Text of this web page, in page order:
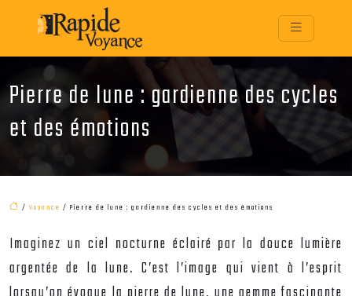
Pierre de lune : gardienne des cycles
et des émotions
/ Voyance / Pierre de lune : gardienne des cycles et des émotions
Imaginez un ciel nocturne éclairé par la douce lumière
argentée de la lune. C’est l’image qui vient à l’esprit